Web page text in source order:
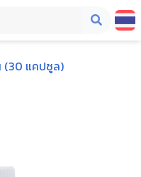
(30 แคปซูล)